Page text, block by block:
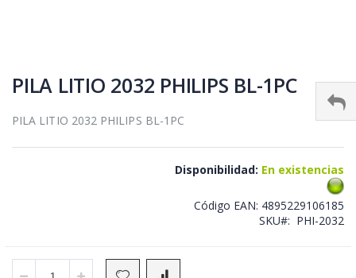
to
the
of
images
PILA LITIO 2032 PHILIPS BL-1PC
PILA LITIO 2032 PHILIPS BL-1PC
Disponibilidad: En existencias
Código EAN: 4895229106185
SKU
PHI-2032